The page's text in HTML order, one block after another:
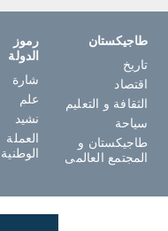
طاجيكستان
تاريخ
اقتصاد
الثقافة و التعليم
سياحة
طاجيكستان و
المجتمع العالمى
رموز
الدولة
شارة
علم
نشيد
العملة
الوطنية